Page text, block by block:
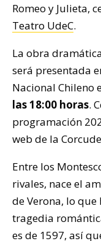
Romeo y Julieta,
Teatro UdeC.
La obra
será presentada
Nacional Chileno
las 18:00 horas.
programación
web de la
Entre los
rivales, nace el
de Verona, lo
tragedia
es de 1597, así